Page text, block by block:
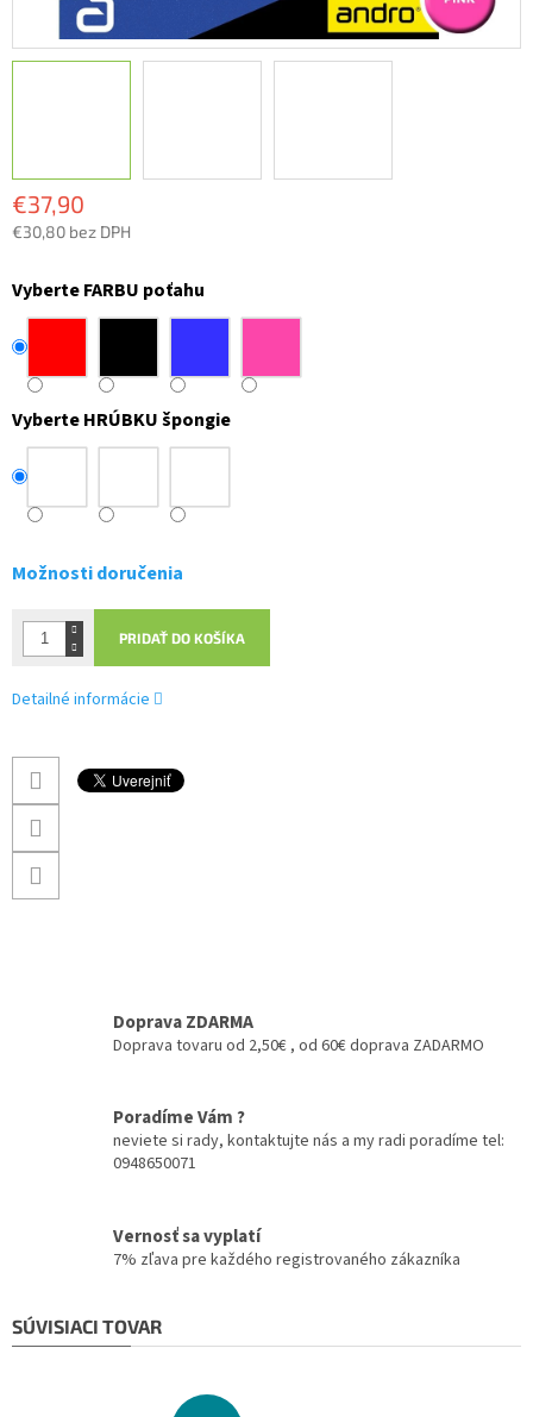
€37,90
€30,80 bez DPH
cena:
Vyberte FARBU poťahu
Vyberte HRÚBKU špongie
Možnosti doručenia
PRIDAŤ DO KOŠÍKA
Detailné informácie
Doprava ZDARMA
Doprava tovaru od 2,50€ , od 60€ doprava ZADARMO
Poradíme Vám ?
neviete si rady, kontaktujte nás a my radi poradíme tel:
0948650071
Vernosť sa vyplatí
7% zľava pre každého registrovaného zákazníka
SÚVISIACI TOVAR